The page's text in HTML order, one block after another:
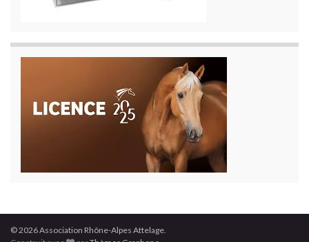
© 2026 Association Rhône-Alpes Attelage.